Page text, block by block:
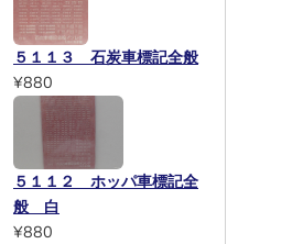
５１１３ 石炭車標記全般
¥880
５１１２ ホッパ車標記全
般 白
¥880